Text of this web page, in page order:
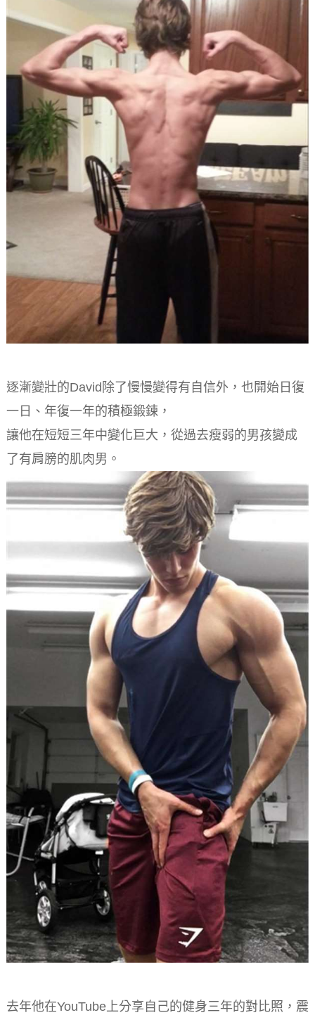
逐漸變壯的David除了慢慢變得有自信外，也開始日復
一日、年復一年的積極鍛鍊，
讓他在短短三年中變化巨大，從過去瘦弱的男孩變成
了有肩膀的肌肉男。
去年他在YouTube上分享自己的健身三年的對比照，震